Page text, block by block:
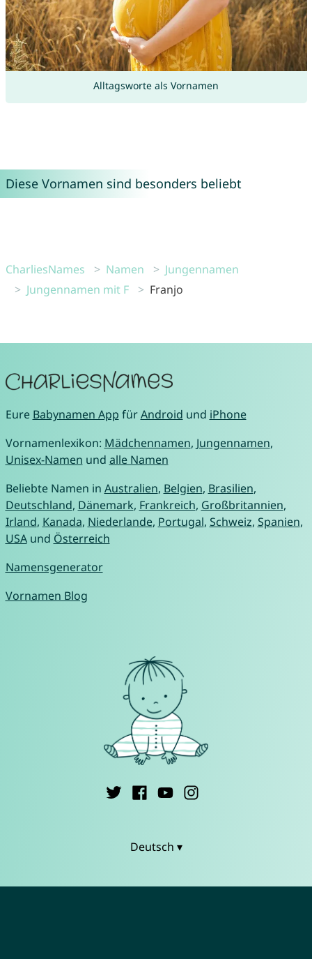
Alltagsworte als Vornamen
Diese Vornamen sind besonders beliebt
CharliesNames Namen
Jungennamen
Jungennamen mit F
Franjo
Eure Babynamen App fürAndroid und iPhone
Vornamenlexikon: Mädchennamen, Jungennamen,
Unisex-Namen und alle Namen
Beliebte Namen in Australien, Belgien, Brasilien,
Deutschland, Dänemark, Frankreich, Großbritannien,
Irland, Kanada, Niederlande, Portugal, Schweiz, Spanien,
USAund Österreich
Namensgenerator
Vornamen Blog
Deutsch ▾